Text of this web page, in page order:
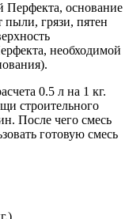
Перфекта, основание
пыли, грязи, пятен
необходимой
0.5 л на 1 кг.
строительного
После чего смесь
готовую смесь